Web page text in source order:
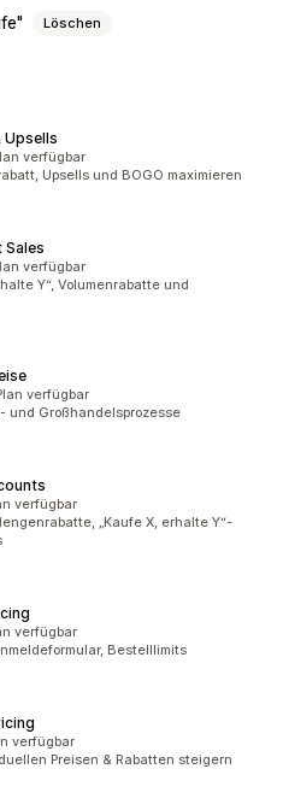
Löschen
Upsells
verfügbar
Upsells und BOGO maximieren
Sales
verfügbar
Y“, Volumenrabatte und
verfügbar
und Großhandelsprozesse
verfügbar
„Kaufe X, erhalte Y“-
verfügbar
Bestelllimits
verfügbar
Preisen & Rabatten steigern